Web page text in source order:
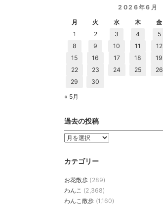
2026年6月
月
火 水 木 金
« 5月
1 2 3 4 5
8
9 10 11 12
15
16 17 18 19
22
23 24 25 26
29
30
過去の投稿
過
の
稿
カテゴリー
お花散歩 (289)
わんこ (2,368)
わんこ散歩 (1,160)